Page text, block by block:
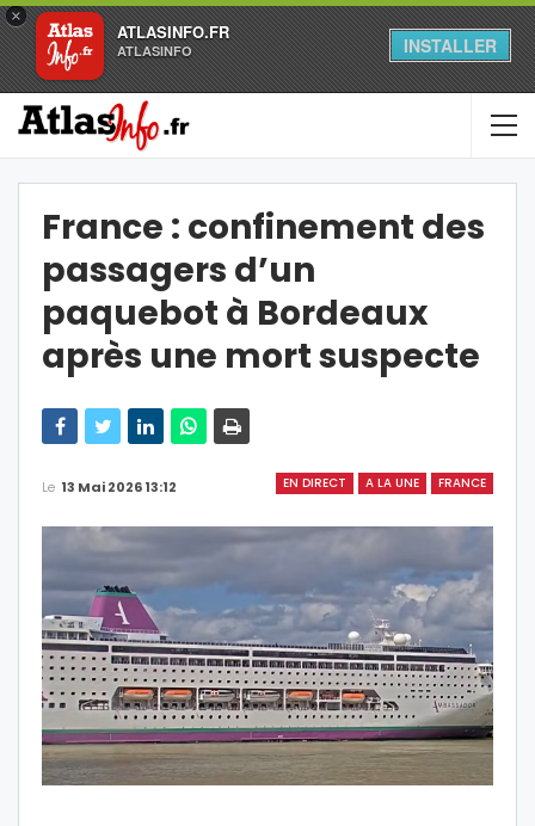
×
ATLASINFO.FR
ATLASINFO INSTALLER
France : confinement des
passagers d’un
paquebot à Bordeaux
après une mort suspecte
EN DIRECT A LA UNE FRANCE
Le 13 Mai 2026 13:12